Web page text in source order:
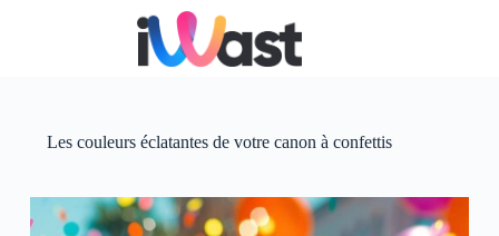
Les couleurs éclatantes de votre canon à confettis